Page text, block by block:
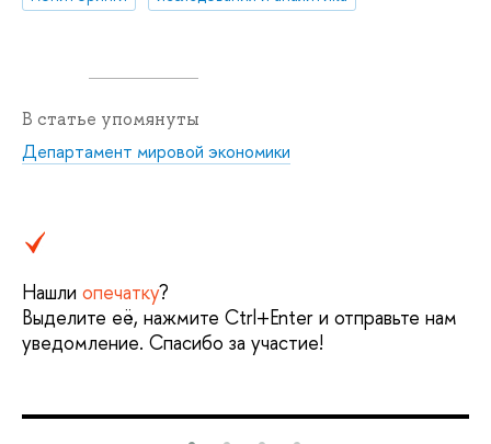
В статье упомянуты
Департамент мировой экономики
Нашли опечатку?
Выделите её, нажмите Ctrl+Enter и отправьте нам
уведомление. Спасибо за участие!